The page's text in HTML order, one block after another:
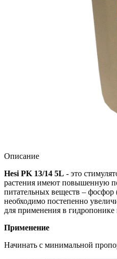
Описание
Hesi PK 13/14 5L - это
растения имеют повышенную
питательных веществ – фосфор
необходимо постепенно
для применения в гидропонике
Применение
Начинать с минимальной